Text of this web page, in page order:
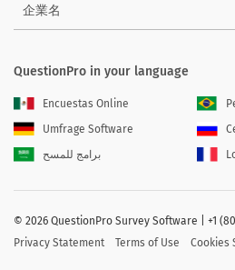
企業名
QuestionPro in your language
Encuestas Online
Umfrage Software
برامج للمسح
© 2026 QuestionPro Survey Software | +1
Privacy Statement
Terms of Use Cookies